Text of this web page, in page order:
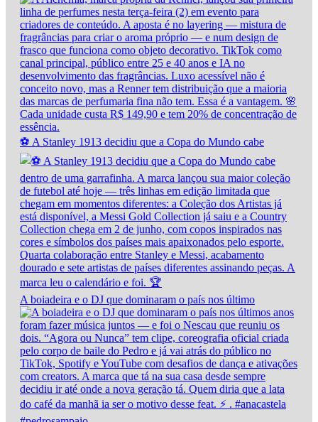
⚽ A Stanley 1913 decidiu que a Copa do Mundo cabe
A boiadeira e o DJ que dominaram o país nos último